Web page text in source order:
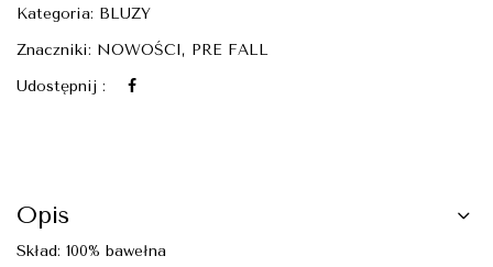
Kategoria: BLUZY
Znaczniki: NOWOŚCI, PRE FALL
Udostępnij :
Opis
Skład: 100% bawełna